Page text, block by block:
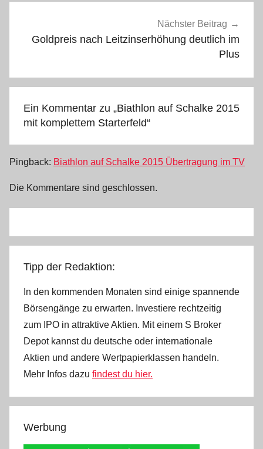
Nächster Beitrag
Goldpreis nach Leitzinserhöhung deutlich im
Plus
Ein Kommentar zu „Biathlon auf Schalke 2015
mit komplettem Starterfeld“
Pingback: Biathlon auf Schalke 2015 Übertragung im TV
Die Kommentare sind geschlossen.
Tipp der Redaktion:
In den kommenden Monaten sind einige spannende
Börsengänge zu erwarten. Investiere rechtzeitig
zum IPO in attraktive Aktien. Mit einem S Broker
Depot kannst du deutsche oder internationale
Aktien und andere Wertpapierklassen handeln.
Mehr Infos dazu findest du hier.
Werbung